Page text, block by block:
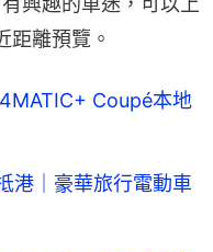
離預覽。
Coupé本地
港｜豪華旅行電動車